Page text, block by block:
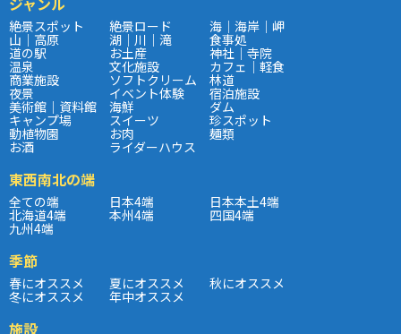
絶景スポット 絶景ロード 海｜海岸｜岬
山｜高原 湖｜川｜滝 食事処
道の駅 お土産 神社｜寺院
温泉 文化施設 カフェ｜軽食
商業施設 ソフトクリーム 林道
夜景 イベント体験 宿泊施設
美術館｜資料館 海鮮 ダム
キャンプ場 スイーツ 珍スポット
動植物園 お肉 麺類
お酒 ライダーハウス
東西南北の端
全ての端 日本4端 日本本土4端
北海道4端 本州4端 四国4端
九州4端
季節
春にオススメ 夏にオススメ 秋にオススメ
冬にオススメ 年中オススメ
施設